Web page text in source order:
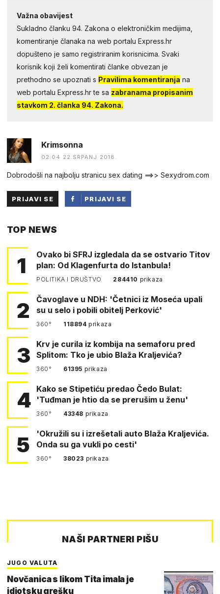
Važna obavijest
Sukladno članku 94. Zakona o elektroničkim medijima,
komentiranje članaka na web portalu Express.hr
dopušteno je samo registriranim korisnicima. Svaki
korisnik koji želi komentirati članke obvezan je
prethodno se upoznati s Pravilima komentiranja na
web portalu Express.hr te sa zabranama propisanim
stavkom 2. članka 94. Zakona.
Krimsonna
02:04 22.SRPANJ 2018.
Dobrodošli na najbolju stranicu sex dating ==>> Sexydrom.com
PRIJAVI SE
PRIJAVI SE
TOP NEWS
1
Ovako bi SFRJ izgledala da se ostvario Titov
plan: Od Klagenfurta do Istanbula!
POLITIKA I DRUŠTVO 284410 prikaza
2
Čavoglave u NDH: 'Četnici iz Moseća upali
su u selo i pobili obitelj Perković'
360° 118894prikaza
3
Krv je curila iz kombija na semaforu pred
Splitom: Tko je ubio Blaža Kraljevića?
360° 61395 prikaza
4 Kako se Stipetiću predao Čedo Bulat:
'Tuđman je htio da se prerušim u ženu'
360° 43348 prikaza
5
'Okružili su i izrešetali auto Blaža Kraljevića.
Onda su ga vukli po cesti'
360° 38023 prikaza
NAŠI PARTNERI PIŠU
JUGO VALUTA
Novčanica s likom Tita imala je
idiotsku grešku